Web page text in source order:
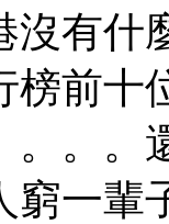
沒有什
榜前十
。。。
窮一輩